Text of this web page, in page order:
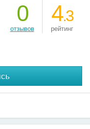
0
отзывов
4.3
рейтинг